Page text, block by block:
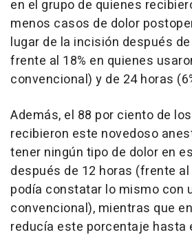
en el grupo de quienes
menos casos de dolor
lugar de la incisión después
frente al 18% en quienes
convencional) y de 24 horas
Además, el 88 por ciento de
recibieron este novedoso
tener ningún tipo de dolor en
después de 12 horas (frente
podía constatar lo mismo con
convencional), mientras que
reducía este porcentaje hasta